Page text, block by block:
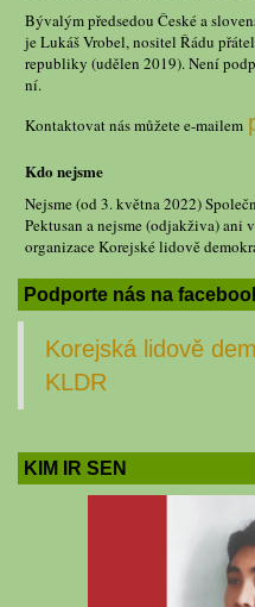
Bývalým předsedou České a
je Lukáš Vrobel, nositel Řádu
republiky (udělen 2019). Není
ní.
Kontaktovat nás můžete e-mailem
Kdo nejsme
Nejsme (od 3. května 2022)
Pektusan a nejsme (odjakživa)
organizace Korejské lidově
Podporte nás na
Korejská lidově
KLDR
KIM IR SEN